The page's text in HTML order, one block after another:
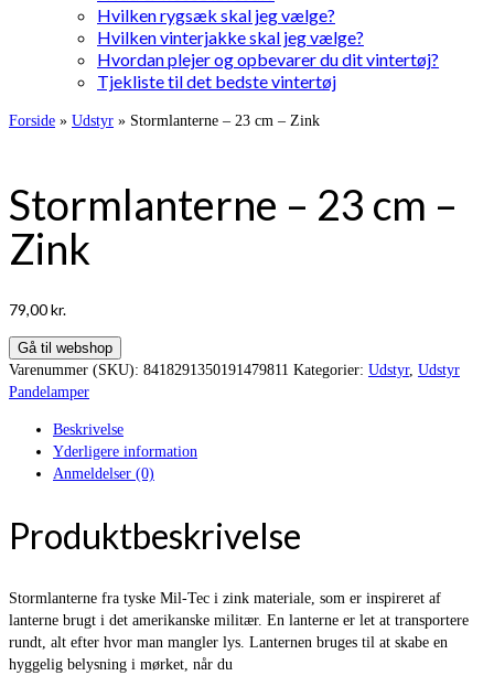
Hvilken rygsæk skal jeg vælge?
Hvilken vinterjakke skal jeg vælge?
Hvordan plejer og opbevarer du dit vintertøj?
Tjekliste til det bedste vintertøj
Forside » Udstyr » Stormlanterne – 23 cm – Zink
Stormlanterne – 23 cm –
Zink
79,00kr.
Gå til webshop
Varenummer (SKU): 8418291350191479811 Kategorier: Udstyr, Udstyr
Pandelamper
Beskrivelse
Yderligere information
Anmeldelser (0)
Produktbeskrivelse
Stormlanterne fra tyske Mil-Tec i zink materiale, som er inspireret af
lanterne brugt i det amerikanske militær. En lanterne er let at transportere
rundt, alt efter hvor man mangler lys. Lanternen bruges til at skabe en
hyggelig belysning i mørket, når du